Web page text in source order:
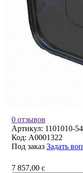
0 отзывов
Артикул: 1101010-
Код: A0001322
Под заказ Задать
7 857,00 c